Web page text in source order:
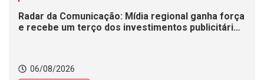
Radar da Comunicação: Mídia regional ganha força
e recebe um terço dos investimentos publicitários
06/08/2026